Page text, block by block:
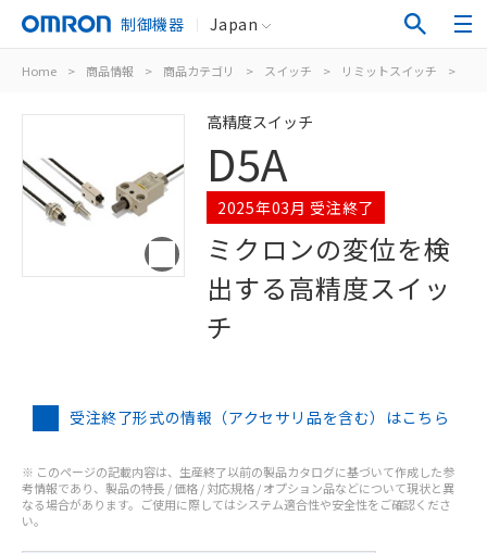
制御機器 Japan
Home > 商品情報 > 商品カテゴリ > スイッチ > リミットスイッチ >
高精度スイッチ
D5A
2025年03月 受注終了
ミクロンの変位を検
出する高精度スイッ
チ
受注終了形式の情報（アクセサリ品を含む）はこちら
※ このページの記載内容は、生産終了以前の製品カタログに基づいて作成した参
考情報であり、製品の特長 / 価格 / 対応規格 / オプション品などについて現状と異
なる場合があります。ご使用に際してはシステム適合性や安全性をご確認くださ
い。